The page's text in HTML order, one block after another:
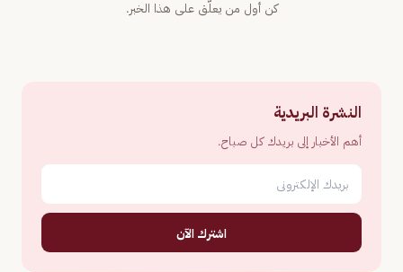
كن أول من يعلّق على هذا الخبر.
النشرة البريدية
أهم الأخبار إلى بريدك كل صباح.
اشترك الآن